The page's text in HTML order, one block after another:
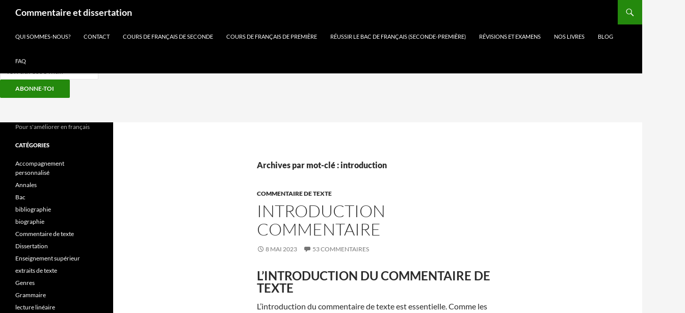
ABONNE-TOI
contenu
Commentaire et dissertation
QUI SOMMES-NOUS? CONTACT COURS DE FRANÇAIS DE SECONDE COURS DE FRANÇAIS DE PREMIÈRE RÉUSSIR LE BAC DE FRANÇAIS (SECONDE-PREMIÈRE) RÉVISIONS ET EXAMENS NOS LIVRES BLOG
FAQ
Archives par mot-clé : introduction
COMMENTAIRE DE TEXTE
INTRODUCTION
COMMENTAIRE
8 MAI 2023 53 COMMENTAIRES
L’INTRODUCTION DU COMMENTAIRE DE
TEXTE
L’introduction du commentaire de texte est essentielle. Comme les
Pour s'améliorer en français
CATÉGORIES
Accompagnement
personnalisé
Annales
Bac
bibliographie
biographie
Commentaire de texte
Dissertation
Enseignement supérieur
extraits de texte
Genres
Grammaire
lecture linéaire